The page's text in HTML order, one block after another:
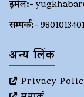
इमेल:-
सम्पर्क:-
अन्य लिंक
Privacy